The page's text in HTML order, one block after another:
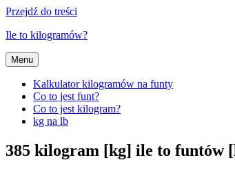
Przejdź do treści
Ile to kilogramów?
Menu
Kalkulator kilogramów na funty
Co to jest funt?
Co to jest kilogram?
kg na lb
385 kilogram [kg] ile to funtów